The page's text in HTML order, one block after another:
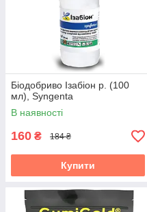
Біодобриво Ізабіон р. (100
мл), Syngenta
В наявності
160 ₴ 184 ₴
Купити